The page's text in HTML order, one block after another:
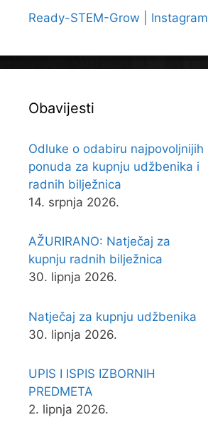
Ready-STEM-Grow | Instagram
Obavijesti
Odluke o odabiru najpovoljnijih
ponuda za kupnju udžbenika i
radnih bilježnica
14. srpnja 2026.
AŽURIRANO: Natječaj za
kupnju radnih bilježnica
30. lipnja 2026.
Natječaj za kupnju udžbenika
30. lipnja 2026.
UPIS I ISPIS IZBORNIH
PREDMETA
2. lipnja 2026.